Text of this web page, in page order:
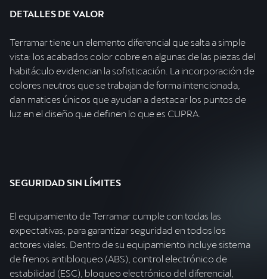
DETALLES DE VALOR
Terramar tiene un elemento diferencial que salta a simple
vista: los acabados color cobre en algunas de las piezas del
habitáculo evidencian la sofisticación. La incorporación de
colores neutros que se trabajan de forma intencionada,
dan matices únicos que ayudan a destacar los puntos de
luz en el diseño que definen lo que es CUPRA.
SEGURIDAD SIN LÍMITES
El equipamiento de Terramar cumple con todas las
expectativas, para garantizar seguridad en todos los
actores viales. Dentro de su equipamiento incluye sistema
de frenos antibloqueo (ABS), control electrónico de
estabilidad (ESC), bloqueo electrónico del diferencial,